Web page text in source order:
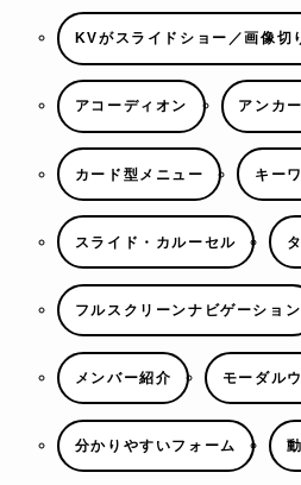
KVがスライドショー／画像切
アコーディオン アンカ
カード型メニュー キー
スライド・カルーセル
フルスクリーンナビゲーション
メンバー紹介 モーダル
分かりやすいフォーム